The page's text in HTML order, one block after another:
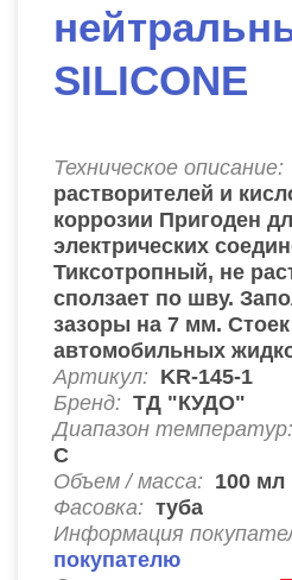
SILICONE
Техническое описание:
растворителей и
коррозии Пригоден
электрических
Тиксотропный, не
сползает по шву.
зазоры на 7 мм.
автомобильных
Артикул: KR-145-1
Бренд: ТД "КУДО"
Диапазон температур:
С
Объем / масса: 100 мл
Фасовка: туба
Информация
покупателю